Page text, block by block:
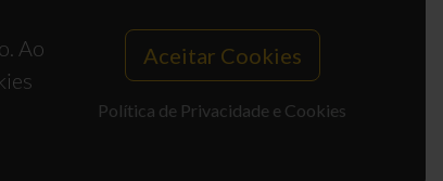
Ao
Aceitar Cookies
Política de Privacidade e Cookies